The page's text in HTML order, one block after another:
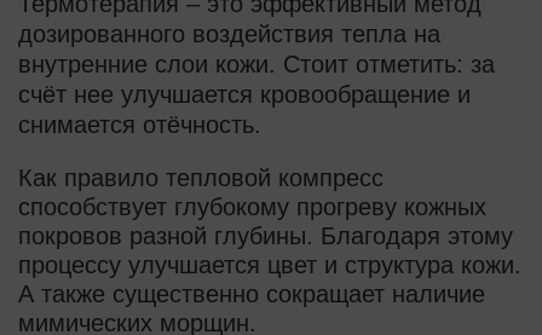
дозированного воздействия тепла на
внутренние слои кожи. Стоит отметить: за
счёт нее улучшается кровообращение и
снимается отёчность.
Как правило тепловой компресс
способствует глубокому прогреву кожных
покровов разной глубины. Благодаря этому
процессу улучшается цвет и структура кожи.
А также существенно сокращает наличие
мимических морщин.